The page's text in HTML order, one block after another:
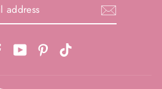
Facebook
YouTube Pinterest